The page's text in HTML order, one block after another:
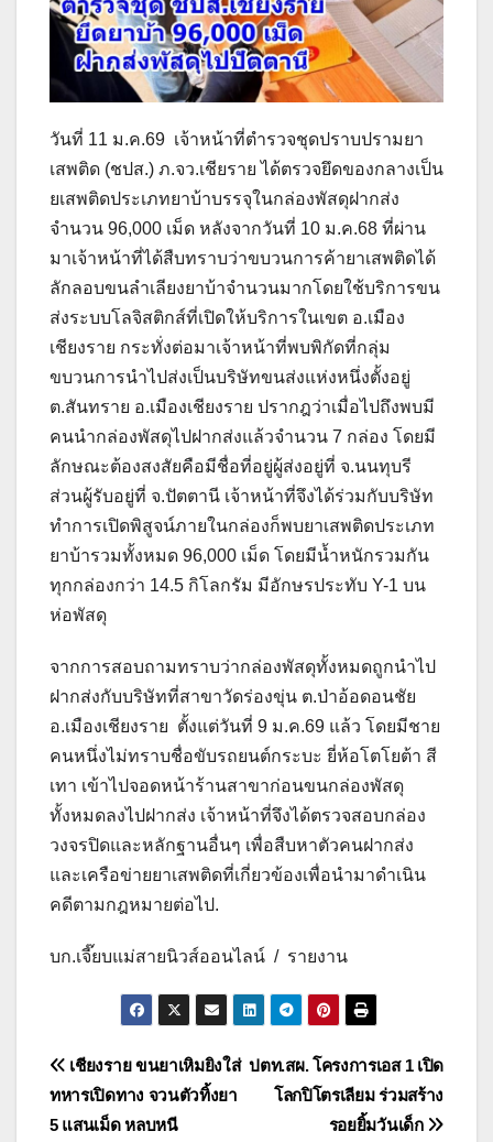
วันที่ 11 ม.ค.69 เจ้าหน้าที่ตำรวจชุดปราบปรามยา
เสพติด (ชปส.) ภ.จว.เชียราย ได้ตรวจยึดของกลางเป็น
ยเสพติดประเภทยาบ้าบรรจุในกล่องพัสดุฝากส่ง
จำนวน 96,000 เม็ด หลังจากวันที่ 10 ม.ค.68 ที่ผ่าน
มาเจ้าหน้าที่ได้สืบทราบว่าขบวนการค้ายาเสพติดได้
ลักลอบขนลำเลียงยาบ้าจำนวนมากโดยใช้บริการขน
ส่งระบบโลจิสติกส์ที่เปิดให้บริการในเขต อ.เมือง
เชียงราย กระทั่งต่อมาเจ้าหน้าที่พบพิกัดที่กลุ่ม
ขบวนการนำไปส่งเป็นบริษัทขนส่งแห่งหนึ่งตั้งอยู่
ต.สันทราย อ.เมืองเชียงราย ปรากฎว่าเมื่อไปถึงพบมี
คนนำกล่องพัสดุไปฝากส่งแล้วจำนวน 7 กล่อง โดยมี
ลักษณะต้องสงสัยคือมีชื่อที่อยู่ผู้ส่งอยู่ที่ จ.นนทุบรี
ส่วนผู้รับอยู่ที่ จ.ปัตตานี เจ้าหน้าที่จึงได้ร่วมกับบริษัท
ทำการเปิดพิสูจน์ภายในกล่องก็พบยาเสพติดประเภท
ยาบ้ารวมทั้งหมด 96,000 เม็ด โดยมีน้ำหนักรวมกัน
ทุกกล่องกว่า 14.5 กิโลกรัม มีอักษรประทับ Y-1 บน
ห่อพัสดุ
จากการสอบถามทราบว่ากล่องพัสดุทั้งหมดถูกนำไป
ฝากส่งกับบริษัทที่สาขาวัดร่องขุ่น ต.ป่าอ้อดอนชัย
อ.เมืองเชียงราย ตั้งแต่วันที่ 9 ม.ค.69 แล้ว โดยมีชาย
คนหนึ่งไม่ทราบชื่อขับรถยนต์กระบะ ยี่ห้อโตโยต้า สี
เทา เข้าไปจอดหน้าร้านสาขาก่อนขนกล่องพัสดุ
ทั้งหมดลงไปฝากส่ง เจ้าหน้าที่จึงได้ตรวจสอบกล่อง
วงจรปิดและหลักฐานอื่นๆ เพื่อสืบหาตัวคนฝากส่ง
และเครือข่ายยาเสพติดที่เกี่ยวข้องเพื่อนำมาดำเนิน
คดีตามกฎหมายต่อไป.
บก.เจี๊ยบแม่สายนิวส์ออนไลน์ / รายงาน
แนะแนว
เรื่อง
ปตท.สผ. โครงการเอส 1 เปิด
โลกปิโตรเลียม ร่วมสร้าง
รอยยิ้มวันเด็ก
เชียงราย ขนยาเหิมยิงใส่
ทหารเปิดทาง จวนตัวทิ้งยา
5 แสนเม็ด หลบหนี